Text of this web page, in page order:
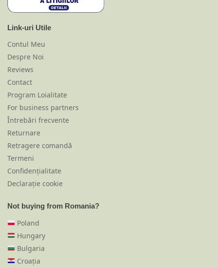
Link-uri Utile
Contul Meu
Despre Noi
Reviews
Contact
Program Loialitate
For business partners
Întrebări frecvente
Returnare
Retragere comandă
Termeni
Confidențialitate
Declarație cookie
Not buying from Romania?
Poland
Hungary
Bulgaria
Croația